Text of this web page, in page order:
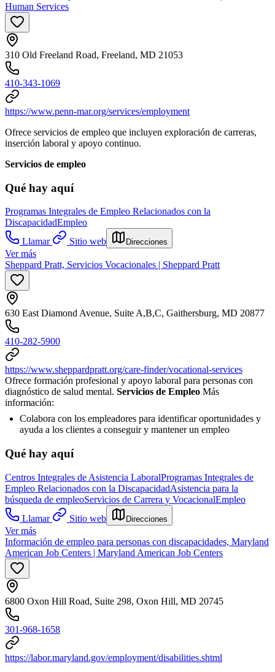
Human Services
310 Old Freeland Road, Freeland, MD 21053
410-343-1069
https://www.penn-mar.org/services/employment
Ofrece servicios de empleo que incluyen exploración de carreras,
inserción laboral y apoyo continuo.
Servicios de empleo
Qué hay aquí
Programas Integrales de Empleo Relacionados con la
DiscapacidadEmpleo
Llamar
Sitio web Direcciones
Ver más
Sheppard Pratt, Servicios Vocacionales | Sheppard Pratt
630 East Diamond Avenue, Suite A,B,C, Gaithersburg, MD 20877
410-282-5900
https://www.sheppardpratt.org/care-finder/vocational-services
Ofrece formación profesional y apoyo laboral para personas con
diagnóstico de salud mental. Servicios de Empleo Más
información:
Colabora con los empleadores para identificar oportunidades y
ayuda a los clientes a conseguir y mantener un empleo
Qué hay aquí
Centros Integrales de Asistencia LaboralProgramas Integrales de
Empleo Relacionados con la DiscapacidadAsistencia para la
búsqueda de empleoServicios de Carrera y VocacionalEmpleo
Llamar
Sitio web Direcciones
Ver más
Información de empleo para personas con discapacidades, Maryland
American Job Centers | Maryland American Job Centers
6800 Oxon Hill Road, Suite 298, Oxon Hill, MD 20745
301-968-1658
https://labor.maryland.gov/employment/disabilities.shtml